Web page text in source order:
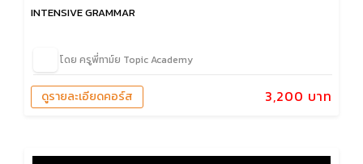
INTENSIVE GRAMMAR
โดย ครูพี่ทาม์ย Topic Academy
3,200 บาท
ดูรายละเอียดคอร์ส